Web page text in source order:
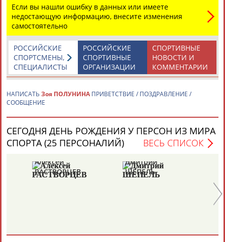
© Стадион, 1998-2026
Разработка и поддержка ООО НАИТ «Стадион»
Подпишись
Если вы нашли ошибку в данных или имеете
недостающую информацию, внесите изменения
самостоятельно
СПОРТИВНЫЕ
НОВОСТИ И
КОММЕНТАРИИ
РОССИЙСКИЕ
СПОРТИВНЫЕ
ОРГАНИЗАЦИИ
РОССИЙСКИЕ
СПОРТСМЕНЫ,
СПЕЦИАЛИСТЫ
НАПИСАТЬ Зоя ПОЛУНИНА ПРИВЕТСТВИЕ / ПОЗДРАВЛЕНИЕ /
СООБЩЕНИЕ
СЕГОДНЯ ДЕНЬ РОЖДЕНИЯ У ПЕРСОН ИЗ МИРА
СПОРТА (25 ПЕРСОНАЛИЙ)
ВЕСЬ СПИСОК
Алексей
РАСТВОРЦЕВ
Дмитрий
ШЕПЕЛЬ